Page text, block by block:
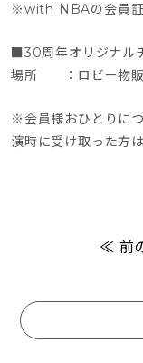
※with NBAの会員証
■30周年オリジナル
場所　　：ロビー物
※会員様おひとりに
演時に受け取った方
≪ 前